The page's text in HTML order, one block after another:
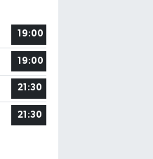
19:00
19:00
21:30
21:30